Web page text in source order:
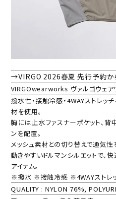
→VIRGO 2026春夏 先行予約か
VIRGOwearworks ヴァルゴウェア
撥水性・接触冷感・4WAYストレッ
材を使用。
胸には止水ファスナーポケット、背
ンを配置。
メッシュ素材との切り替えで通気性
動きやすいドルマンシルエットで、
アイテム。
※撥水 ※接触冷感 ※4WAYストレ
QUALITY : NYLON 76%,